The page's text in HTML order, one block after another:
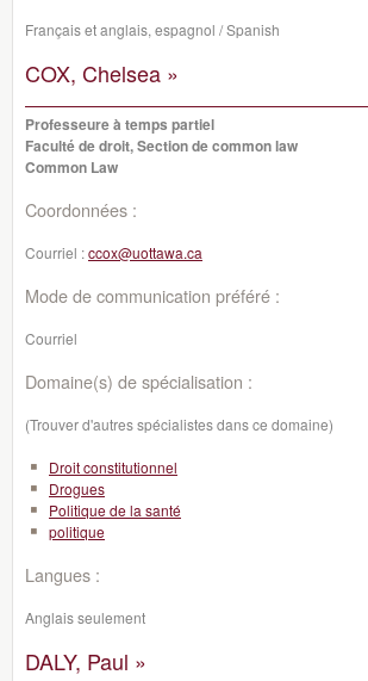
Français et anglais, espagnol / Spanish
COX, Chelsea »
Professeure à temps partiel
Faculté de droit, Section de common law
Common Law
Coordonnées :
Courriel :ccox@uottawa.ca
Mode de communication préféré :
Courriel
Domaine(s) de spécialisation :
(Trouver d'autres spécialistes dans ce domaine)
Droit constitutionnel
Drogues
Politique de la santé
politique
Langues :
Anglais seulement
DALY, Paul »